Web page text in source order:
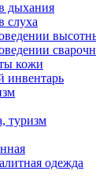
дыхания
слуха
кожи
инвентарь
туризм
одежда